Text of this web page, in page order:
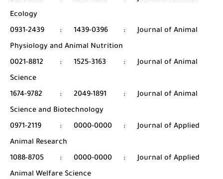
Ecology
0931-2439
: 1439-0396 :
Journal of Animal
Physiology and Animal Nutrition
0021-8812
: 1525-3163 :
Journal of Animal
Science
1674-9782
: 2049-1891 :
Journal of Animal
Science and Biotechnology
0971-2119
: 0000-0000 :
Journal of Applied
Animal Research
1088-8705
: 0000-0000 :
Journal of Applied
Animal Welfare Science